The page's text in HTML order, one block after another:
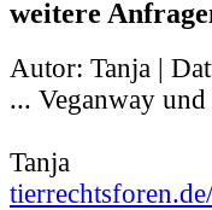
weitere
Autor: Tanja |
... Veganway
Tanja